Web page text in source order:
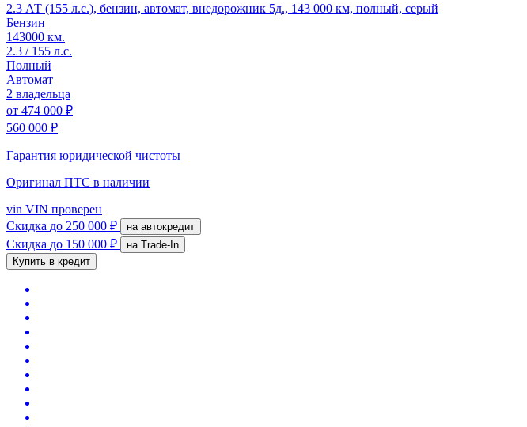
2.3 АТ (155 л.с.), бензин, автомат, внедорожник 5д., 143 000 км, полный, серый
Бензин
143000 км.
2.3 / 155 л.с.
Полный
Автомат
2 владельца
от 474 000 ₽
560 000 ₽
Гарантия юридической чистоты
Оригинал ПТС в наличии
vin VIN проверен
Скидка до 250 000 ₽ на автокредит
Скидка до 150 000 ₽
на Trade-In
Купить в кредит